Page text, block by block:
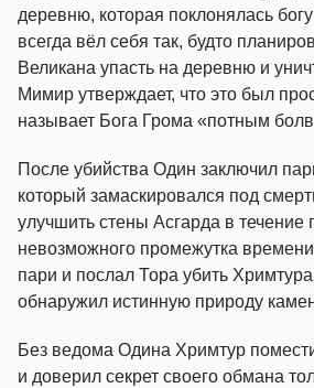
деревню, которая поклонялась
всегда вёл себя так, будто
Великана упасть на деревню и
Мимир утверждает, что это был
называет Бога Грома «потным
После убийства Один заключил
который замаскировался под
улучшить стены Асгарда в течение
невозможного промежутка
пари и послал Тора убить
обнаружил истинную природу
Без ведома Одина Хримтур
и доверил секрет своего обмана